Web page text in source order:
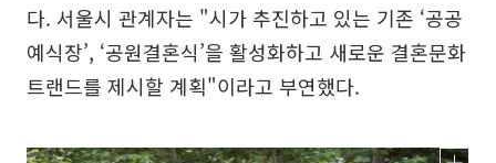
다. 서울시 관계자는 "시가 추진하고 있는 기존 ‘공공
예식장’, ‘공원결혼식’을 활성화하고 새로운 결혼문화
트랜드를 제시할 계획"이라고 부연했다.